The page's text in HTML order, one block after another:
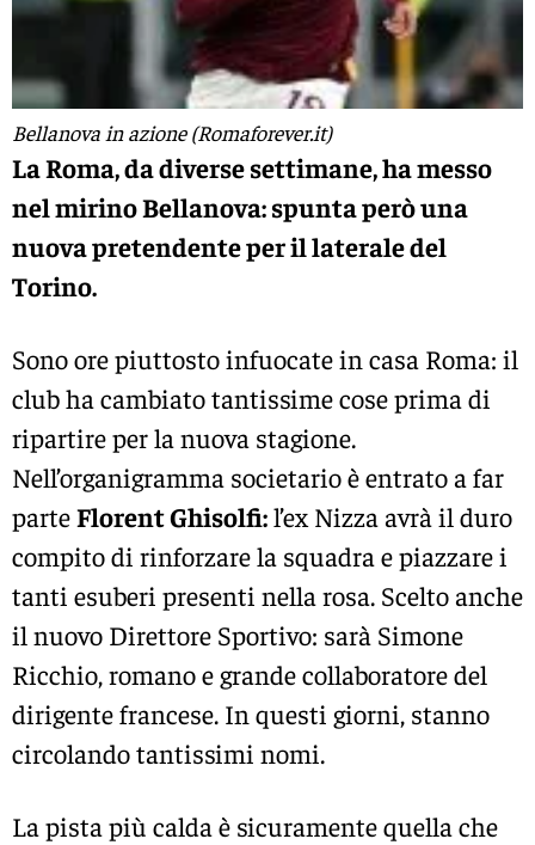
Bellanova in azione (Romaforever.it)
La Roma, da diverse settimane, ha messo
nel mirino Bellanova: spunta però una
nuova pretendente per il laterale del
Torino.
Sono ore piuttosto infuocate in casa Roma: il
club ha cambiato tantissime cose prima di
ripartire per la nuova stagione.
Nell’organigramma societario è entrato a far
parteFlorent Ghisolfi:l’ex Nizza avrà il duro
compito di rinforzare la squadra e piazzare i
tanti esuberi presenti nella rosa. Scelto anche
il nuovo Direttore Sportivo: sarà Simone
Ricchio, romano e grande collaboratore del
dirigente francese. In questi giorni, stanno
circolando tantissimi nomi.
La pista più calda è sicuramente quella che